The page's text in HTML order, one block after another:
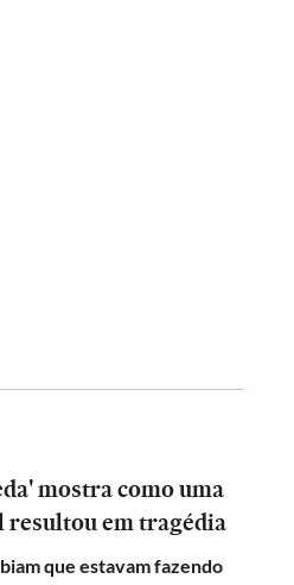
mostra como uma
em tragédia
que estavam fazendo